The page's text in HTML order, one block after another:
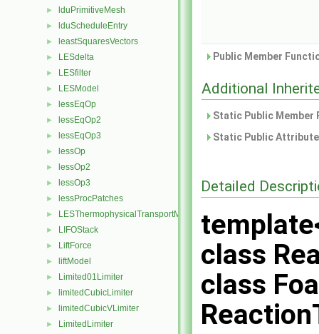
► lduPrimitiveMesh
► lduScheduleEntry
► leastSquaresVectors
► LESdelta
► LESfilter
► LESModel
► lessEqOp
► lessEqOp2
► lessEqOp3
► lessOp
► lessOp2
► lessOp3
► lessProcPatches
► LESThermophysicalTransportModel
► LIFOStack
► LiftForce
► liftModel
► Limited01Limiter
► limitedCubicLimiter
► limitedCubicVLimiter
► LimitedLimiter
Public Member
Additional
Static Public
Static Public
Detailed
class
class